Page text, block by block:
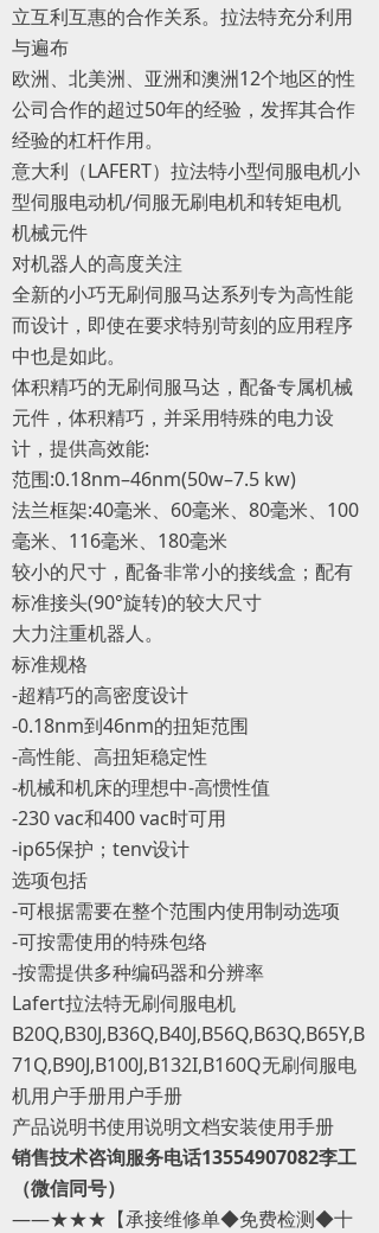
立互利互惠的合作关系。拉法特充分利用
与遍布
欧洲、北美洲、亚洲和澳洲12个地区的性
公司合作的超过50年的经验，发挥其合作
经验的杠杆作用。
意大利（LAFERT）拉法特小型伺服电机小
型伺服电动机/伺服无刷电机和转矩电机
机械元件
对机器人的高度关注
全新的小巧无刷伺服马达系列专为高性能
而设计，即使在要求特别苛刻的应用程序
中也是如此。
体积精巧的无刷伺服马达，配备专属机械
元件，体积精巧，并采用特殊的电力设
计，提供高效能:
范围:0.18nm–46nm(50w–7.5 kw)
法兰框架:40毫米、60毫米、80毫米、100
毫米、116毫米、180毫米
较小的尺寸，配备非常小的接线盒；配有
标准接头(90°旋转)的较大尺寸
大力注重机器人。
标准规格
-超精巧的高密度设计
-0.18nm到46nm的扭矩范围
-高性能、高扭矩稳定性
-机械和机床的理想中-高惯性值
-230 vac和400 vac时可用
-ip65保护；tenv设计
选项包括
-可根据需要在整个范围内使用制动选项
-可按需使用的特殊包络
-按需提供多种编码器和分辨率
Lafert拉法特无刷伺服电机
B20Q,B30J,B36Q,B40J,B56Q,B63Q,B65Y,B
71Q,B90J,B100J,B132I,B160Q无刷伺服电
机用户手册用户手册
产品说明书使用说明文档安装使用手册
销售技术咨询服务电话13554907082李工
（微信同号）
——★★★【承接维修单◆免费检测◆十